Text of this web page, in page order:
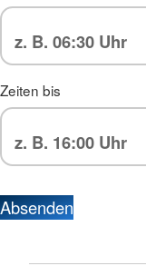
Zeiten bis
Absenden